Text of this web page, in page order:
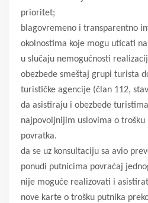
prioritet;
blagovremeno i transparentno
okolnostima koje mogu uticati
u slučaju nemogućnosti
obezbede smeštaj grupi turista
turističke agencije (član 112,
da asistiraju i obezbede
najpovoljnijim uslovima o trošku
povratka.
da se uz konsultaciju sa avio
ponudi putnicima povraćaj
nije moguće realizovati i
nove karte o trošku putnika